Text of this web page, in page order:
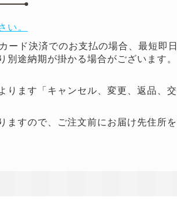
い。
ード決済でのお支払の場合、最短即日
途納期が掛かる場合がございます。
ります「キャンセル、変更、返品、交
ますので、ご注文前にお届け先住所を